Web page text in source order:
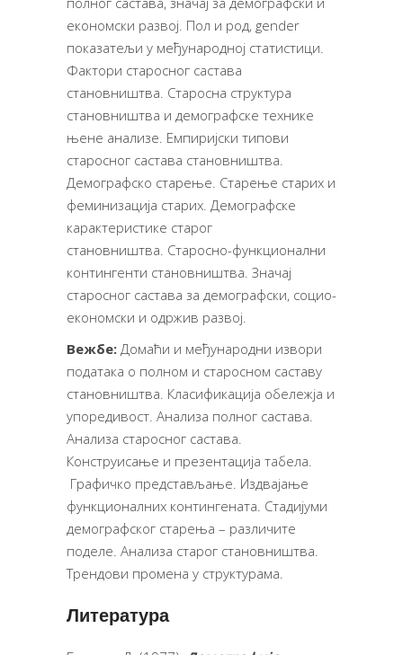
економски развој. Пол и род, gender
показатељи у међународној статистици.
Фактори старосног састава
становништва. Старосна структура
становништва и демографске технике
њене анализе. Емпиријски типови
старосног састава становништва.
Демографско старење. Старење старих и
феминизација старих. Демографске
карактеристике старог
становништва. Старосно-функционални
контингенти становништва. Значај
старосног састава за демографски, социо-
економски и одржив развој.
Вежбе: Домаћи и међународни извори
података о полном и старосном саставу
становништва. Класификација обележја и
упоредивост. Анализа полног састава.
Анализа старосног састава.
Конструисање и презентација табела.
Графичко представљање. Издвајање
функционалних контингената. Стадијуми
демографског старења – различите
поделе. Анализа старог становништва.
Трендови промена у структурама.
Литература